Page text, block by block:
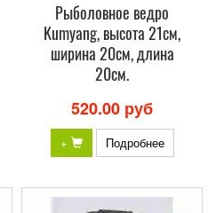
Рыболовное ведро
Kumyang, высота 21см,
ширина 20см, длина
20см.
520.00 руб
+ Подробнее